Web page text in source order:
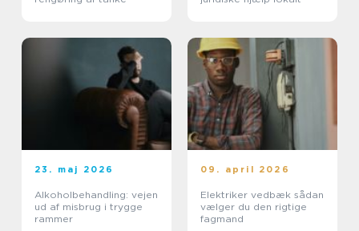
23. maj 2026
Alkoholbehandling: vejen
ud af misbrug i trygge
rammer
09. april 2026
Elektriker vedbæk sådan
vælger du den rigtige
fagmand